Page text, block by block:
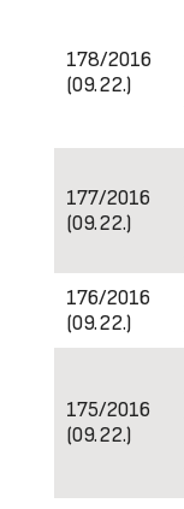
178/2016
(09.22.)
177/2016
(09.22.)
176/2016
(09.22.)
175/2016
(09.22.)